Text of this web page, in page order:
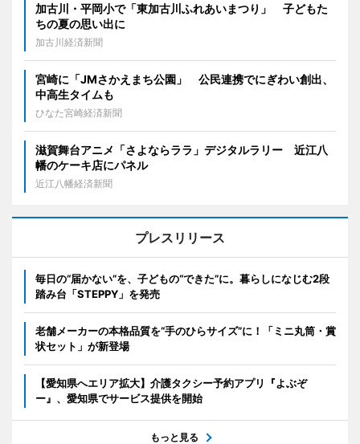
加古川・平岡小で「東加古川ふれあいまつり」 子どもた
ちの夏の思い出に
加古川経済新聞
宮崎に「JMさかえまち公園」 公民連携でにぎわい創出、
中高生タイムも
ひなた宮崎経済新聞
滋賀舞台アニメ「さよならララ」デジタルラリー 近江八
幡のケーキ店にパネル
近江八幡経済新聞
プレスリリース
毎日の“届かない”を、子どもの“できた”に。暮らしになじむ2段
踏み台「STEPPY」を発売
老舗メーカーの本格品質を“手のひらサイズ”に！「ミニ丸筒・賞
状セット」が新登場
【愛知県へエリア拡大】介護タクシー予約アプリ『よぶぞ
ー』、愛知県でサービス提供を開始
もっと見る